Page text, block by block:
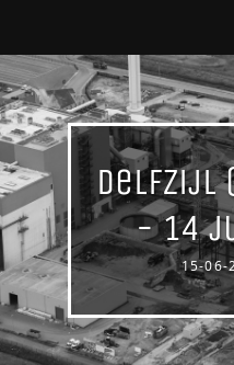
Delfzijl
- 14
15-06-